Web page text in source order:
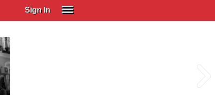
Sign In